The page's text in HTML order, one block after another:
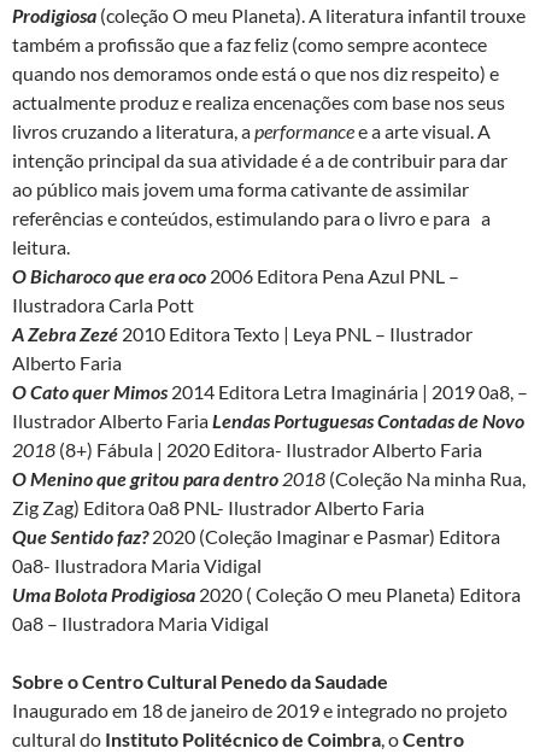
Prodigiosa (coleção O meu Planeta). A literatura infantil trouxe
também a profissão que a faz feliz (como sempre acontece
quando nos demoramos onde está o que nos diz respeito) e
actualmente produz e realiza encenações com base nos seus
livros cruzando a literatura, aperformancee a arte visual. A
intenção principal da sua atividade é a de contribuir para dar
ao público mais jovem uma forma cativante de assimilar
referências e conteúdos, estimulando para o livro e para a
leitura.
O Bicharoco que era oco 2006 Editora Pena Azul PNL –
Ilustradora Carla Pott
A Zebra Zezé 2010 Editora Texto | Leya PNL – Ilustrador
Alberto Faria
O Cato quer Mimos 2014 Editora Letra Imaginária | 2019 0a8, –
Ilustrador Alberto FariaLendas Portuguesas Contadas de Novo
2018 (8+) Fábula | 2020 Editora- Ilustrador Alberto Faria
O Menino que gritou para dentro 2018 (Coleção Na minha Rua,
Zig Zag) Editora 0a8 PNL- Ilustrador Alberto Faria
Que Sentido faz?2020 (Coleção Imaginar e Pasmar) Editora
0a8- Ilustradora Maria Vidigal
Uma Bolota Prodigiosa 2020 ( Coleção O meu Planeta) Editora
0a8 – Ilustradora Maria Vidigal
Sobre o Centro Cultural Penedo da Saudade
Inaugurado em 18 de janeiro de 2019 e integrado no projeto
cultural do Instituto Politécnico de Coimbra , oCentro